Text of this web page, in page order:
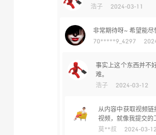
浩子
2024-03-11
非常期待呀~ 希望能尽
70*****9_4297
事实上这个东西并不
难。
浩子
2024-03-12
从内容中获取视频
视频，就像我提交的
莫**叔
2024-03-12